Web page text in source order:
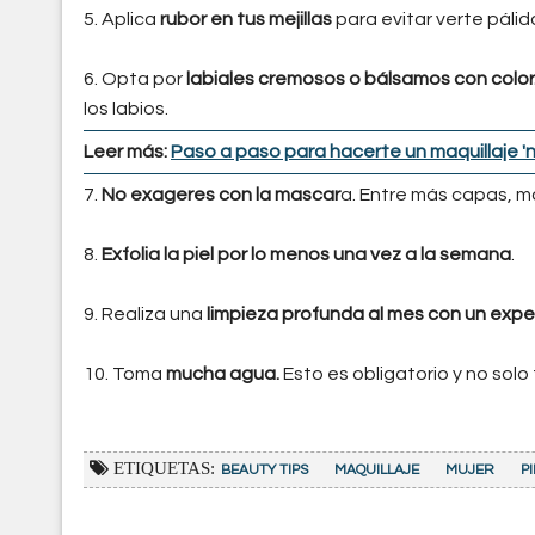
5. Aplica rubor en tus mejillaspara evitar verte
6. Opta por labiales cremosos o bálsamos con
los labios.
Leer más: Paso a paso para hacerte un maquillaje
7. No exageres con la mascara. Entre más capas,
8. Exfolia la piel por lo menos una vez a la semana
9. Realiza una limpieza profunda al mes con un
10. Toma mucha agua.Esto es obligatorio y no
ETIQUETAS: BEAUTY TIPS MAQUILLAJE MUJER